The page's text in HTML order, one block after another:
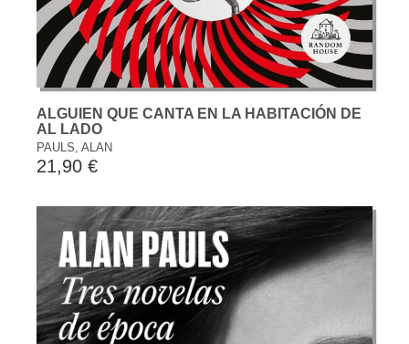
ALGUIEN QUE CANTA EN LA HABITACIÓN DE
AL LADO
PAULS, ALAN
21,90 €